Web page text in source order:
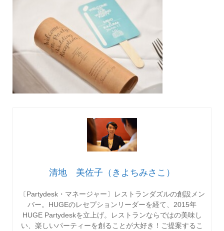
清地 美佐子（きよちみさこ）
〔Partydesk・マネージャー〕レストランダズルの創設メン
バー。HUGEのレセプションリーダーを経て、2015年
HUGE Partydeskを立上げ。レストランならではの美味し
い、楽しいパーティーを創ることが大好き！ご提案するこ